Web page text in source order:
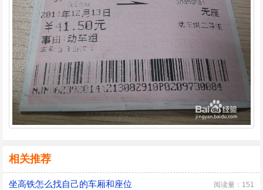
相关推荐
坐高铁怎么找自己的车厢和座位 阅读量：151